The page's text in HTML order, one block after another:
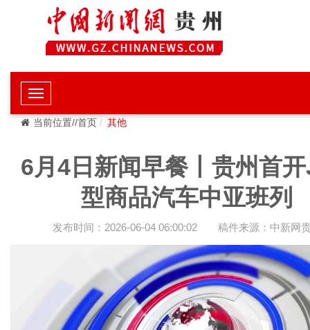
当前位置//首页 其他
6月4日新闻早餐丨贵州首
型商品汽车中亚班列
发布时间：2026-06-04 06:00:02 稿件来源：中新网